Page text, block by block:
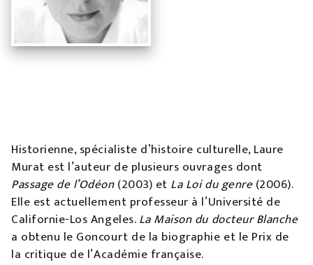
Historienne, spécialiste d’histoire culturelle, Laure
Murat est l’auteur de plusieurs ouvrages dont
Passage de l’Odéon(2003) et La Loi du genre(2006).
Elle est actuellement professeur à l’Université de
Californie-Los Angeles.La Maison du docteur Blanche
a obtenu le Goncourt de la biographie et le Prix de
la critique de l’Académie française.